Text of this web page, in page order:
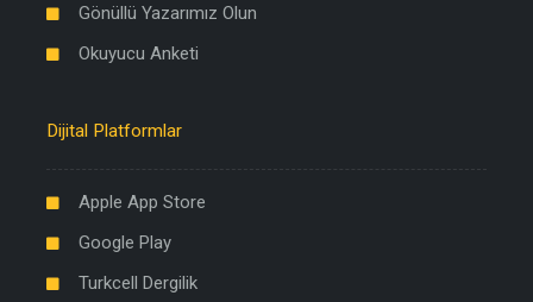
Gönüllü Yazarımız Olun
Okuyucu Anketi
Dijital Platformlar
Apple App Store
Google Play
Turkcell Dergilik